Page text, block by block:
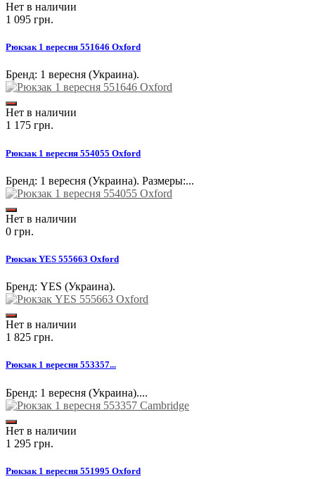
Нет в наличии
1 095 грн.
Рюкзак 1 вересня 551646 Oxford
Бренд: 1 вересня (Украина).
Нет в наличии
1 175 грн.
Рюкзак 1 вересня 554055 Oxford
Бренд: 1 вересня (Украина). Размеры:...
Нет в наличии
0 грн.
Рюкзак YES 555663 Oxford
Бренд: YES (Украина).
Нет в наличии
1 825 грн.
Рюкзак 1 вересня 553357...
Бренд: 1 вересня (Украина)....
Нет в наличии
1 295 грн.
Рюкзак 1 вересня 551995 Oxford